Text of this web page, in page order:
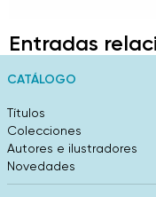
Entradas
CATÁLOGO
Títulos
Colecciones
Autores e ilustradores
Novedades